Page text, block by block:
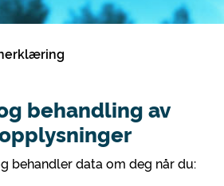
behandling av
behandler data om deg når du: